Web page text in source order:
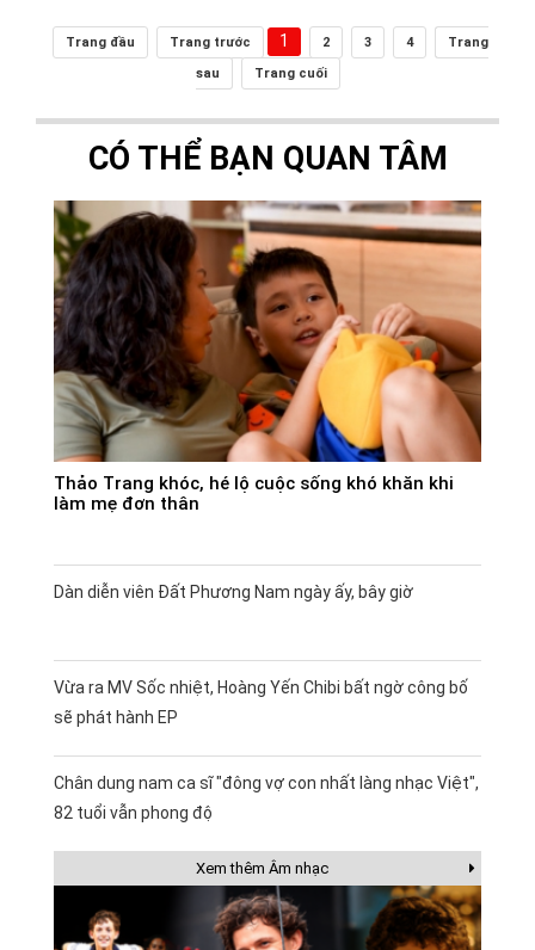
Trang đầu Trang trước 1 2 3 4
Trang
sau
Trang cuối
CÓ THỂ BẠN QUAN TÂM
Thảo Trang khóc, hé lộ cuộc sống khó khăn khi
làm mẹ đơn thân
Dàn diễn viên Đất Phương Nam ngày ấy, bây giờ
Vừa ra MV Sốc nhiệt, Hoàng Yến Chibi bất ngờ công bố
sẽ phát hành EP
Chân dung nam ca sĩ "đông vợ con nhất làng nhạc Việt",
82 tuổi vẫn phong độ
Xem thêm Âm nhạc